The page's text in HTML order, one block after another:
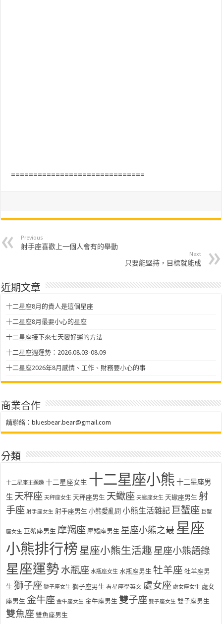
==============================
Previous
射手座喜歡上一個人會有的舉動
Next
只要能堅持，目標就能成
近期文章
十二星座8月的貴人是這個星座
十二星座8月最要小心的星座
十二星座接下來七天變好運的方法
十二星座週運勢：2026.08.03-08.09
十二星座2026年8月感情、工作、財務要小心的事
商業合作
請聯絡： bluesbear.bear@gmail.com
分類
十二星座主題趣 十二星座女生 十二星座小熊 十二星座男
生 天秤座 天秤座女生 天秤座男生 天蠍座 天蠍座女生 天蠍座男生 射
手座 射手座女生 射手座男生 小熊愛亂問 小熊生活雜記 巨蟹座 巨蟹
座女生 巨蟹座男生 摩羯座 摩羯座男生 星座小熊之最 星座
小熊排行榜 星座小熊生活趣 星座小熊語錄
星座運勢 水瓶座 水瓶座女生 水瓶座男生 牡羊座 牡羊座男
生 獅子座 獅子座女生 獅子座男生 看星座學英文 處女座 處女座女生 處女
座男生 金牛座 金牛座女生 金牛座男生 雙子座 雙子座女生 雙子座男生
雙魚座 雙魚座男生